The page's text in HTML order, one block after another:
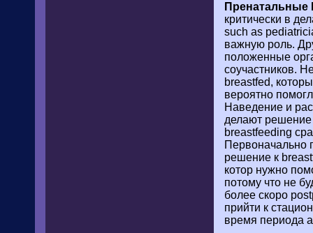
Пренатальные
критически в
such as
важную роль.
положенные
соучастников.
breastfed,
вероятно
Наведение и
делают
breastfeeding
Первоначально
решение к
котор нужно
потому что не
более скоро
прийти к
время периода